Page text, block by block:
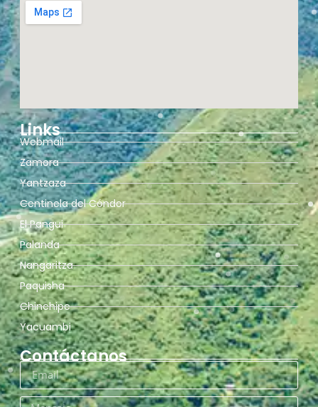
Links
Webmail
Zamora
Yantzaza
Centinela del Cóndor
El Pangui
Palanda
Nangaritza
Paquisha
Chinchipe
Yacuambi
Contáctanos